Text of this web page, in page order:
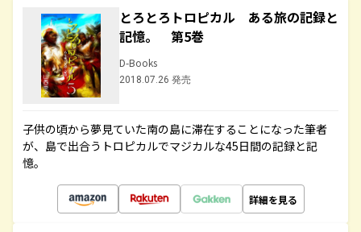
とろとろトロピカル ある旅の記録と
記憶。 第5巻
D-Books
2018.07.26 発売
子供の頃から夢見ていた南の島に滞在することになった筆者
が、島で出合うトロピカルでマジカルな45日間の記録と記
憶。
詳細を見る